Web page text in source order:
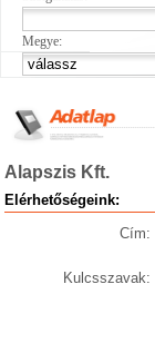
Megye:
Alapszis Kft.
Elérhetőségeink:
Cím:
Kulcsszavak: